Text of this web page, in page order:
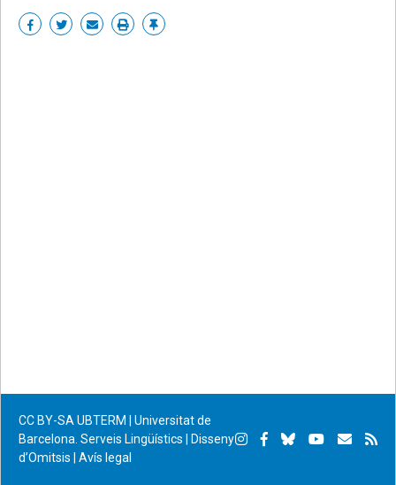
Share ShareSharePrint Enllaç
CC BY-SA UBTERM | Universitat de
Barcelona. Serveis Lingüístics
Disseny
d’Omitsis
Avís legal
Instagram
Facebook
BlueskyYouTube